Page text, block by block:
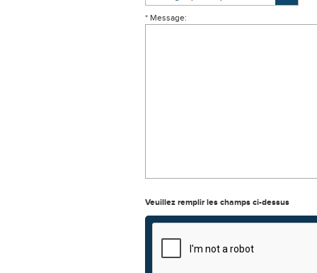
* Message:
Veuillez remplir les champs ci-dessus